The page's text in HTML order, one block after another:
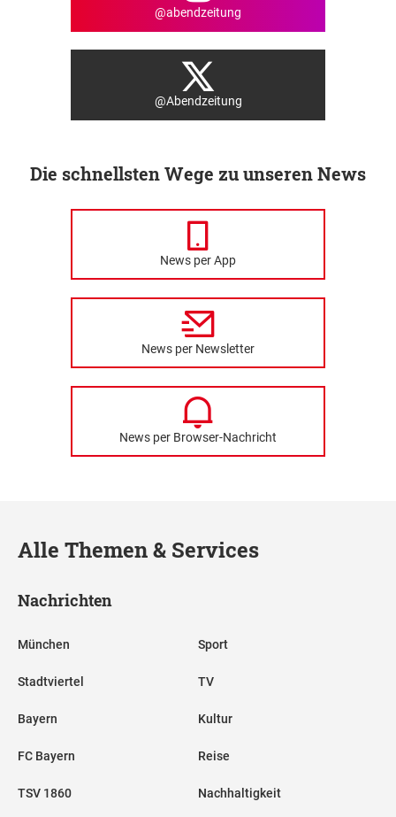
@abendzeitung
@Abendzeitung
Die schnellsten Wege zu unseren News
News per App
News per Newsletter
News per Browser-Nachricht
Alle Themen & Services
Nachrichten
München
Stadtviertel
Bayern
FC Bayern
TSV 1860
Sport
TV
Kultur
Reise
Nachhaltigkeit